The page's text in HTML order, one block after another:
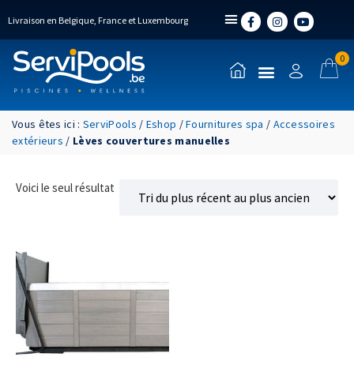
Livraison en Belgique, France et Luxembourg
0
Vous êtes ici : ServiPools / Eshop /Fournitures spa / Accessoires
extérieurs / Lèves couvertures manuelles
Voici le seul résultat